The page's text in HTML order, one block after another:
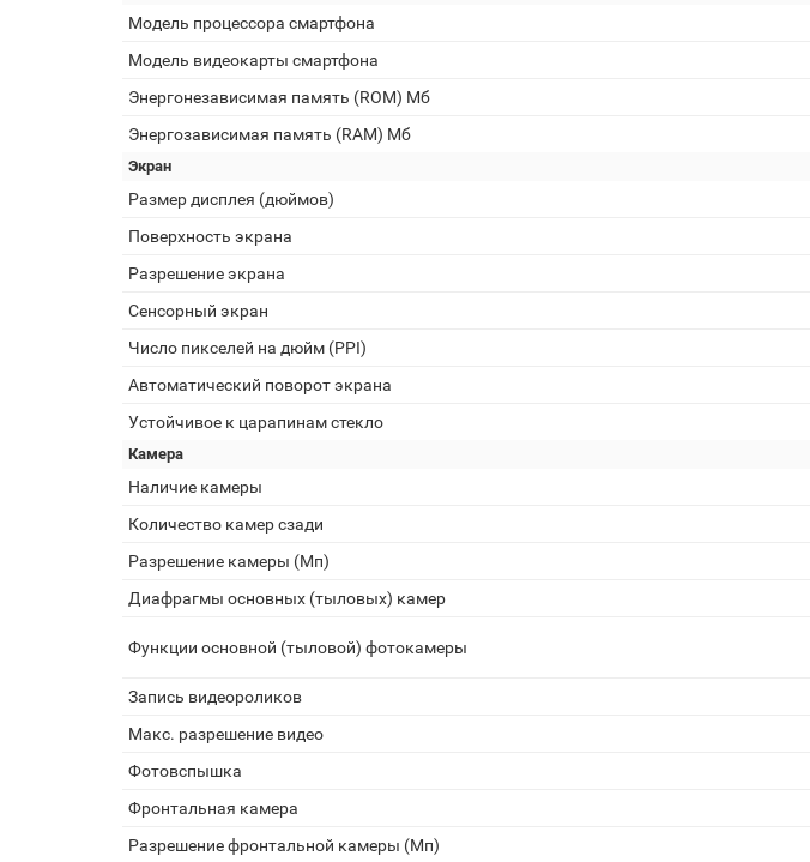
Модель процессора смартфона
Модель видеокарты смартфона
Энергонезависимая память (ROM) Мб
Энергозависимая память (RAM) Мб
Экран
Размер дисплея (дюймов)
Поверхность экрана
Разрешение экрана
Сенсорный экран
Число пикселей на дюйм (PPI)
Автоматический поворот экрана
Устойчивое к царапинам стекло
Камера
Наличие камеры
Количество камер сзади
Разрешение камеры (Мп)
Диафрагмы основных (тыловых) камер
Функции основной (тыловой) фотокамеры
Запись видеороликов
Макс. разрешение видео
Фотовспышка
Фронтальная камера
Разрешение фронтальной камеры (Мп)